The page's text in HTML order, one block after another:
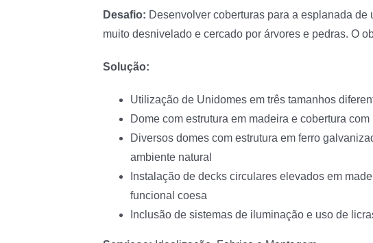
Desafio: Desenvolver coberturas para a esplanada
muito desnivelado e cercado por árvores e pedras. O
Solução:
Utilização de Unidomes em três tamanhos
Dome com estrutura em madeira e cobertura
Diversos domes com estrutura em ferro
ambiente natural
Instalação de decks circulares elevados em
funcional coesa
Inclusão de sistemas de iluminação e uso de